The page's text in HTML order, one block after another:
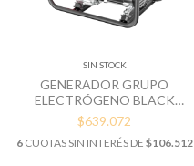
SIN STOCK
GENERADOR GRUPO
ELECTRÓGENO BLACK
PANTHER BP-GE3600M
$639.072
6CUOTAS SIN INTERÉS DE $106.512